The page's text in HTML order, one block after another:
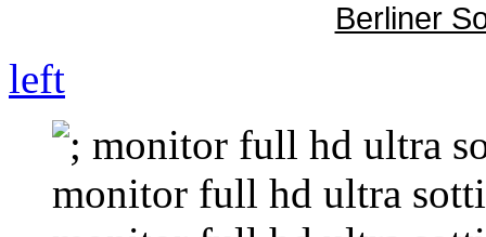
Berliner
left